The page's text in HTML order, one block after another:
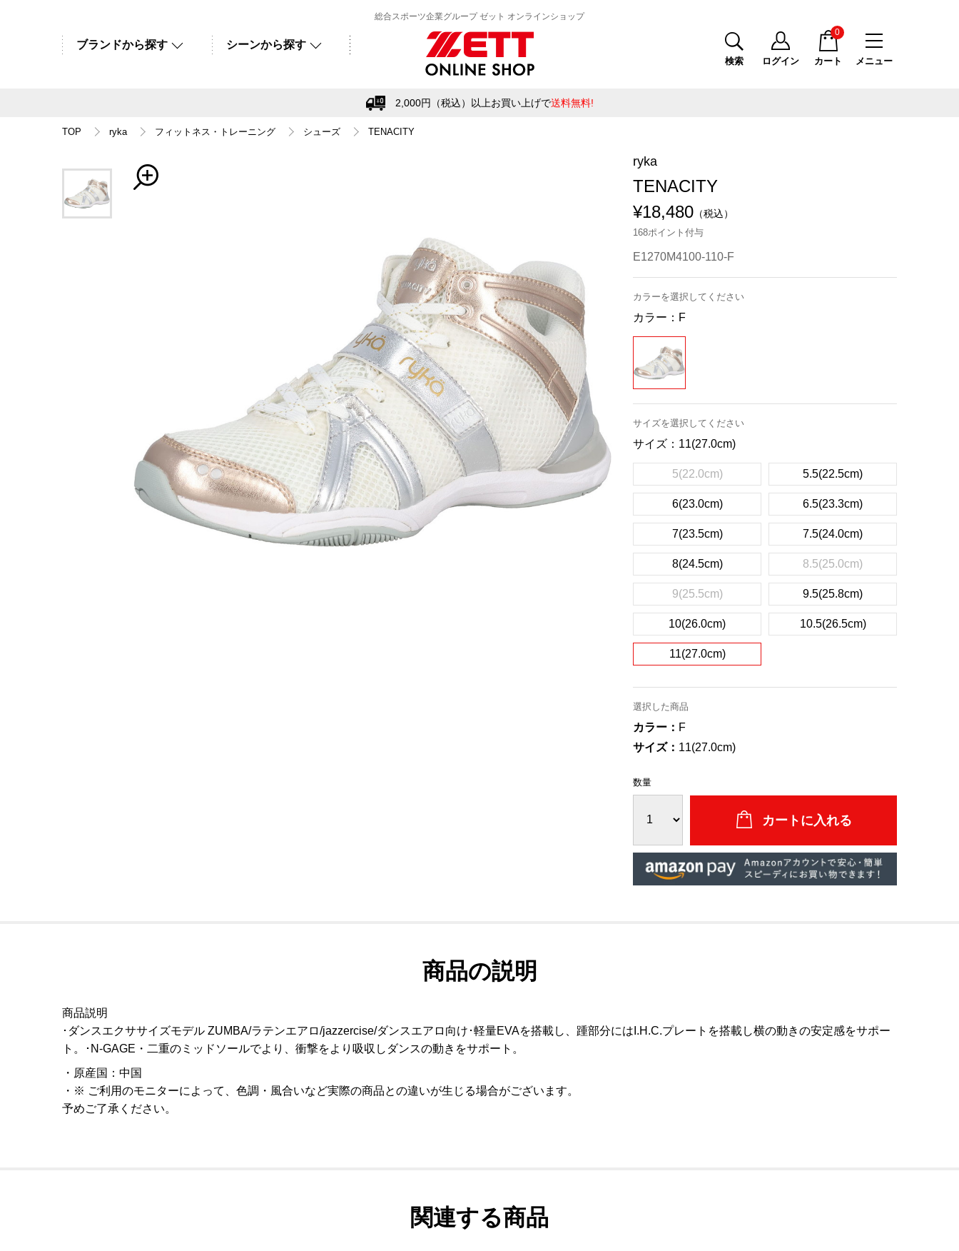
総合スポーツ企業グループ ゼット オンラインショップ
ブランドから探す シーンから探す
メニュー
検索 ログイン カート
0
2,000円（税込）以上お買い上げで送料無料!
TOP ryka フィットネス・トレーニング シューズ TENACITY
ryka
TENACITY
¥18,480 （税込）
168ポイント付与
E1270M4100-110-F
カラーを選択してください
カラー： F
サイズを選択してください
サイズ： 11(27.0cm)
5(22.0cm) 5.5(22.5cm)
6(23.0cm) 6.5(23.3cm)
7(23.5cm) 7.5(24.0cm)
8(24.5cm) 8.5(25.0cm)
9(25.5cm) 9.5(25.8cm)
10(26.0cm) 10.5(26.5cm)
11(27.0cm)
選択した商品
カラー： F
サイズ： 11(27.0cm)
数量
商品の説明
商品説明
･ダンスエクササイズモデル ZUMBA/ラテンエアロ/jazzercise/ダンスエアロ向け･軽量EVAを搭載し、踵部分にはI.H.C.プレートを搭載し横の動きの安定感をサポー
ト。･N-GAGE・二重のミッドソールでより、衝撃をより吸収しダンスの動きをサポート。
原産国 ： 中国
※ ご利用のモニターによって、色調・風合いなど実際の商品との違いが生じる場合がございます。
予めご了承ください。
関連する商品